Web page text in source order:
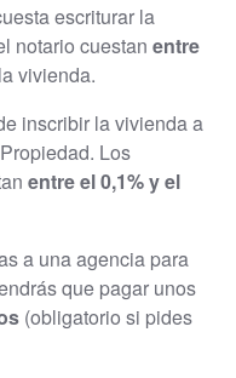
escriturar la
notario cuestan entre
vivienda.
inscribir la vivienda a
Los
entre el 0,1% y el
a una agencia para
que pagar unos
(obligatorio si pides